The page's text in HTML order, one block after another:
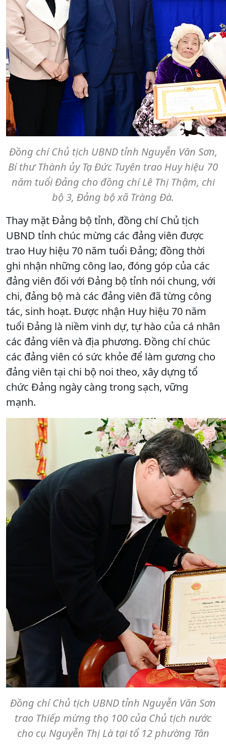
Đồng chí Chủ tịch UBND tỉnh Nguyễn Văn Sơn,
Bí thư Thành ủy Tạ Đức Tuyên trao Huy hiệu 70
năm tuổi Đảng cho đồng chí Lê Thị Thậm, chi
bộ 3, Đảng bộ xã Tràng Đà.
Thay mặt Đảng bộ tỉnh, đồng chí Chủ tịch
UBND tỉnh chúc mừng các đảng viên được
trao Huy hiệu 70 năm tuổi Đảng; đồng thời
ghi nhận những công lao, đóng góp của các
đảng viên đối với Đảng bộ tỉnh nói chung, với
chi, đảng bộ mà các đảng viên đã từng công
tác, sinh hoạt. Được nhận Huy hiệu 70 năm
tuổi Đảng là niềm vinh dự, tự hào của cá nhân
các đảng viên và địa phương. Đồng chí chúc
các đảng viên có sức khỏe để làm gương cho
đảng viên tại chi bộ noi theo, xây dựng tổ
chức Đảng ngày càng trong sạch, vững
mạnh.
Đồng chí Chủ tịch UBND tỉnh Nguyễn Văn Sơn
trao Thiếp mừng thọ 100 của Chủ tịch nước
cho cụ Nguyễn Thị Là tại tổ 12 phường Tân